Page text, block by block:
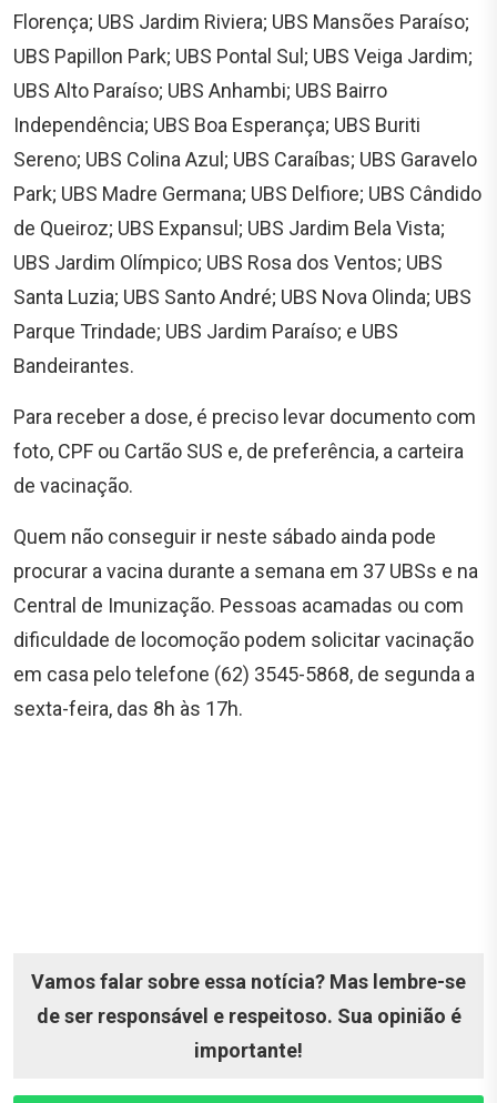
Florença; UBS Jardim Riviera; UBS Mansões Paraíso;
UBS Papillon Park; UBS Pontal Sul; UBS Veiga Jardim;
UBS Alto Paraíso; UBS Anhambi; UBS Bairro
Independência; UBS Boa Esperança; UBS Buriti
Sereno; UBS Colina Azul; UBS Caraíbas; UBS Garavelo
Park; UBS Madre Germana; UBS Delfiore; UBS Cândido
de Queiroz; UBS Expansul; UBS Jardim Bela Vista;
UBS Jardim Olímpico; UBS Rosa dos Ventos; UBS
Santa Luzia; UBS Santo André; UBS Nova Olinda; UBS
Parque Trindade; UBS Jardim Paraíso; e UBS
Bandeirantes.
Para receber a dose, é preciso levar documento com
foto, CPF ou Cartão SUS e, de preferência, a carteira
de vacinação.
Quem não conseguir ir neste sábado ainda pode
procurar a vacina durante a semana em 37 UBSs e na
Central de Imunização. Pessoas acamadas ou com
dificuldade de locomoção podem solicitar vacinação
em casa pelo telefone (62) 3545-5868, de segunda a
sexta-feira, das 8h às 17h.
Vamos falar sobre essa notícia? Mas lembre-se
de ser responsável e respeitoso. Sua opinião é
importante!